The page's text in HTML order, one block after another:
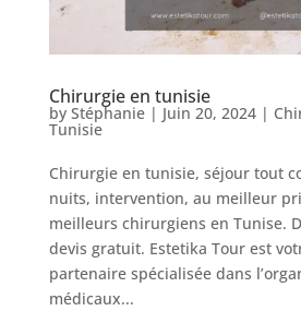
Tarifs
Nos
chirurgies
Obésité
Nos
chirurgiens
Chirurgie en tunisie
by Stéphanie| Juin 20, 2024|
Tunisie
Chirurgie en tunisie, séjour tout
nuits, intervention, au meilleur
meilleurs chirurgiens en Tunise.
devis gratuit. Estetika Tour est
partenaire spécialisée dans
médicaux...